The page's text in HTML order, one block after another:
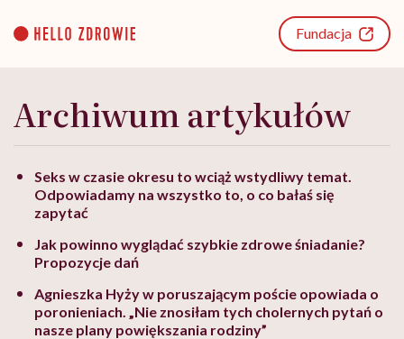
content
Fundacja
Archiwum artykułów
Seks w czasie okresu to wciąż wstydliwy temat.
Odpowiadamy na wszystko to, o co bałaś się
zapytać
Jak powinno wyglądać szybkie zdrowe śniadanie?
Propozycje dań
Agnieszka Hyży w poruszającym poście opowiada o
poronieniach. „Nie znosiłam tych cholernych pytań o
nasze plany powiększania rodziny”